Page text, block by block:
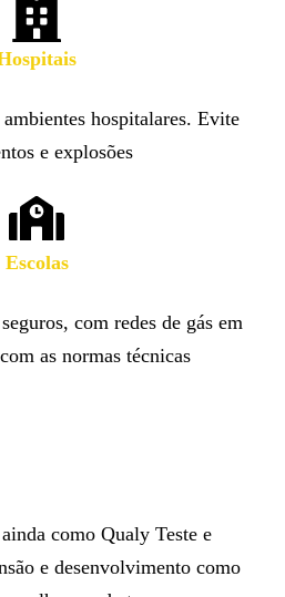
hospitalares. Evite
e explosões
Escolas
com redes de gás em
as normas técnicas
como Qualy Teste e
e desenvolvimento como